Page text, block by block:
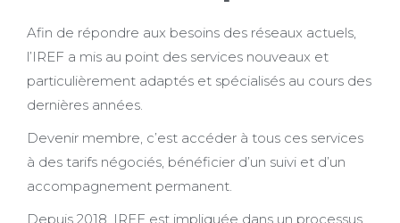
Afin de répondre aux besoins des réseaux actuels,
l’IREF a mis au point des services nouveaux et
particulièrement adaptés et spécialisés au cours des
dernières années.
Devenir membre, c’est accéder à tous ces services
à des tarifs négociés, bénéficier d’un suivi et d’un
accompagnement permanent.
Depuis 2018, IREF est impliquée dans un processus